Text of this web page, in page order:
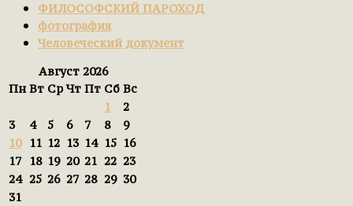
ФИЛОСОФСКИЙ ПАРОХОД
фотография
Человеческий документ
Август 2026
Пн Вт Ср Чт Пт Сб Вс
1
2
3
4 5 6 7 8
9
10
11 12 13 14 15 16
17
18 19 20 21 22 23
24 25 26 27 28 29 30
31